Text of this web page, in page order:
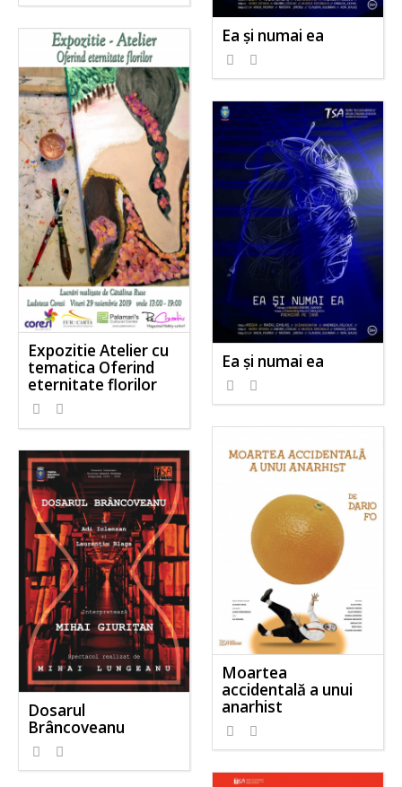
Ea și numai ea
Expozitie Atelier cu
tematica Oferind
eternitate florilor
Ea și numai ea
Moartea
accidentală a unui
anarhist
Dosarul
Brâncoveanu